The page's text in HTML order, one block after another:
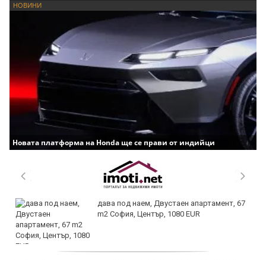
НОВИНИ
Новата платформа на Honda ще се прави от индийци
дава под наем, Двустаен апартамент, 67
m2 София, Център, 1080 EUR